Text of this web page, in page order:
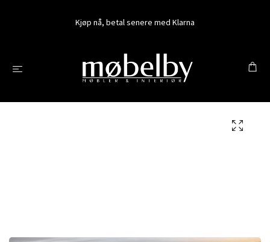
Kjøp nå, betal senere med Klarna